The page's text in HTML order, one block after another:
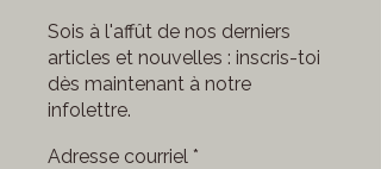
Sois à l'affût de nos derniers
articles et nouvelles : inscris-toi
dès maintenant à notre
infolettre.
Adresse courriel